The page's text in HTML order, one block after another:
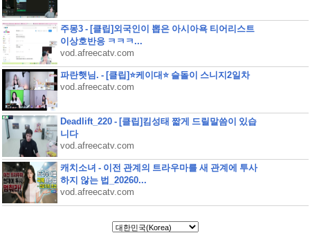
주몽3 - [클립]외국인이 뽑은 아시아욕 티어리스트
이상호반응 ㅋㅋㅋ...
vod.afreecatv.com
파란햇님. - [클립]⭐케이대⭐ 슬돌이 스니지2일차
vod.afreecatv.com
Deadlift_220 - [클립]킴성태 짧게 드릴말씀이 있습
니다
vod.afreecatv.com
캐치소녀 - 이전 관계의 트라우마를 새 관계에 투사
하지 않는 법_20260...
vod.afreecatv.com